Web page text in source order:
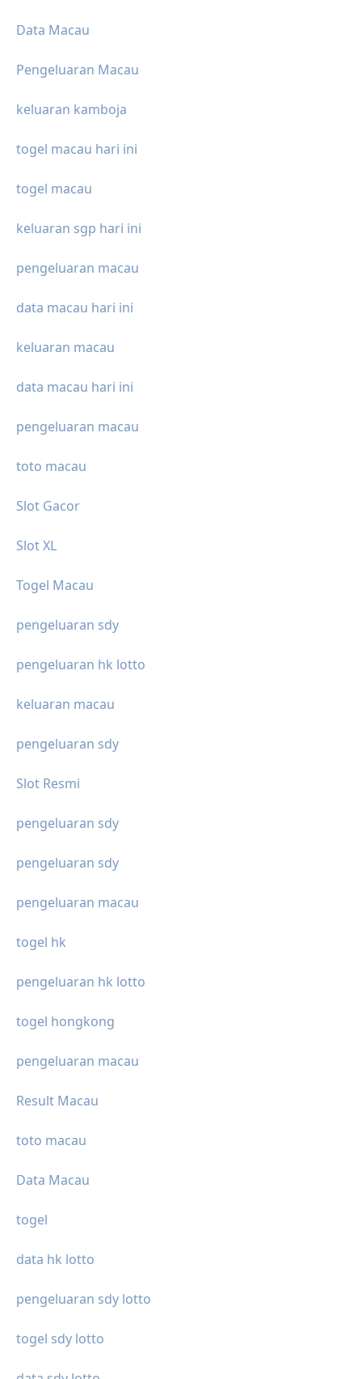
Data Macau
Pengeluaran Macau
keluaran kamboja
togel macau hari ini
togel macau
keluaran sgp hari ini
pengeluaran macau
data macau hari ini
keluaran macau
data macau hari ini
pengeluaran macau
toto macau
Slot Gacor
Slot XL
Togel Macau
pengeluaran sdy
pengeluaran hk lotto
keluaran macau
pengeluaran sdy
Slot Resmi
pengeluaran sdy
pengeluaran sdy
pengeluaran macau
togel hk
pengeluaran hk lotto
togel hongkong
pengeluaran macau
Result Macau
toto macau
Data Macau
togel
data hk lotto
pengeluaran sdy lotto
togel sdy lotto